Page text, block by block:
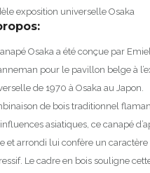
exposition universelle Osaka
Osaka a été conçue par
pour le pavillon belge à
de 1970 à Osaka au Japon.
de bois traditionnel
asiatiques, ce canapé
et arrondi lui confère un caractère
Le cadre en bois souligne